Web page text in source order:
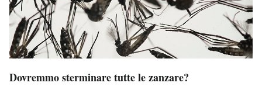
Dovremmo sterminare tutte le zanzare?